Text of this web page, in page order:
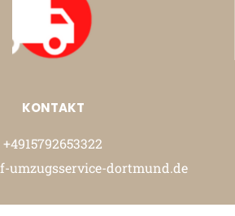
KONTAKT
+4915792653322
umzugsservice-dortmund.de